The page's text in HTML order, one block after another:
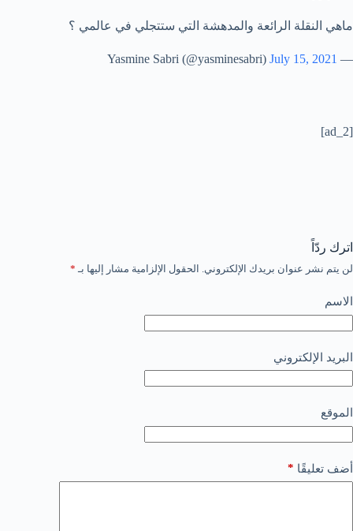
ماهي النقلة الرائعة والمدهشة التي ستتجلي في عالمي ؟
— Yasmine Sabri (@yasminesabri)
July 15, 2021
[ad_2]
اترك ردّاً
لن يتم نشر عنوان بريدك الإلكتروني. الحقول الإلزامية مشار إليها بـ *
الاسم
البريد الإلكتروني
الموقع
أضف تعليقًا *